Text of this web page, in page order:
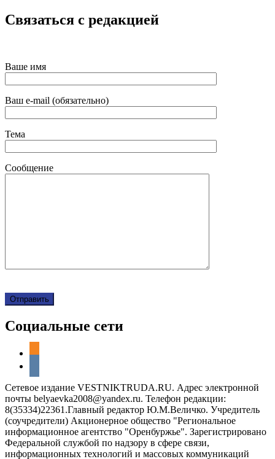
Связаться с редакцией
Ваше имя
Ваш e-mail (обязательно)
Тема
Сообщение
Социальные сети
Сетевое издание VESTNIKTRUDA.RU. Адрес электронной
почты belyaevka2008@yandex.ru. Телефон редакции:
8(35334)22361.Главный редактор Ю.М.Величко. Учредитель
(соучредители) Акционерное общество "Региональное
информационное агентство "Оренбуржье". Зарегистрировано
Федеральной службой по надзору в сфере связи,
информационных технологий и массовых коммуникаций